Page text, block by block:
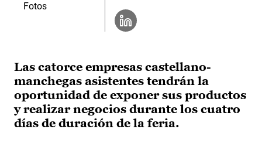
Las catorce empresas castellano-
manchegas asistentes tendrán la
oportunidad de exponer sus productos
y realizar negocios durante los cuatro
días de duración de la feria.
Fotos